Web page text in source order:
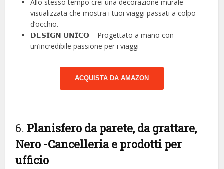
Allo stesso tempo crei una decorazione murale
visualizzata che mostra i tuoi viaggi passati a colpo
d’occhio.
𝗗𝗘𝗦𝗜𝗚𝗡 𝗨𝗡𝗜𝗖𝗢 – Progettato a mano con
un’incredibile passione per i viaggi
ACQUISTA DA AMAZON
6. Planisfero da parete, da grattare,
Nero -Cancelleria e prodotti per
ufficio